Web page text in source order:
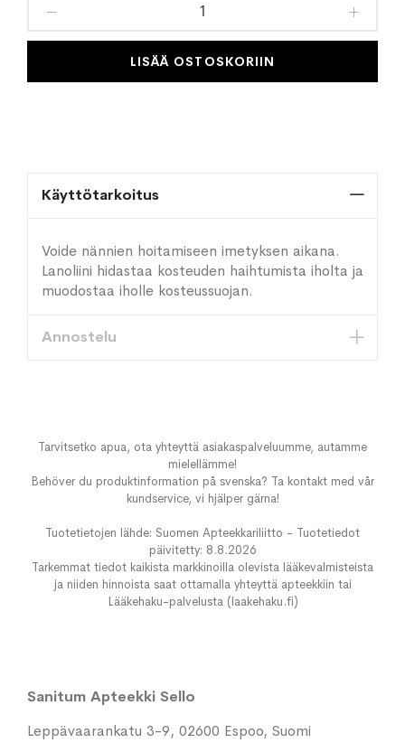
toivelistaan
LISÄÄ OSTOSKORIIN
Käyttötarkoitus
Voide nännien hoitamiseen imetyksen aikana.
Lanoliini hidastaa kosteuden haihtumista iholta ja
muodostaa iholle kosteussuojan.
Annostelu
Tarvitsetko apua, ota yhteyttä asiakaspalveluumme, autamme
mielellämme!
Behöver du produktinformation på svenska? Ta kontakt med vår
kundservice, vi hjälper gärna!
Tuotetietojen lähde: Suomen Apteekkariliitto - Tuotetiedot
päivitetty: 8.8.2026
Tarkemmat tiedot kaikista markkinoilla olevista lääkevalmisteista
ja niiden hinnoista saat ottamalla yhteyttä apteekkiin tai
Lääkehaku-palvelusta (laakehaku.fi)
Sanitum Apteekki Sello
Leppävaarankatu 3-9, 02600 Espoo, Suomi